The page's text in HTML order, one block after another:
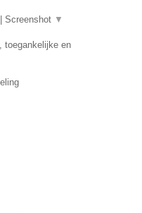
Screenshot ▼
toegankelijke en